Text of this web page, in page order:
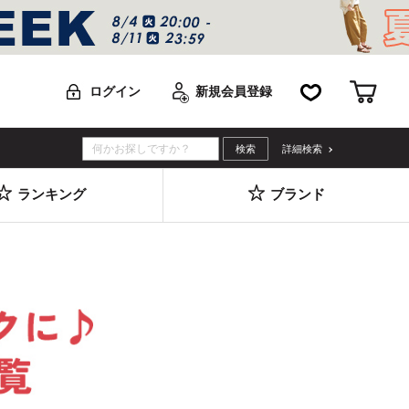
ログイン 新規会員登録 お気に入り
詳細検索
ランキング ブランド